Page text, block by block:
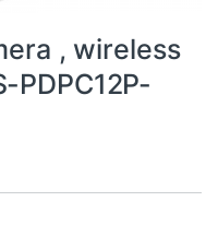
, wireless
PDPC12P-